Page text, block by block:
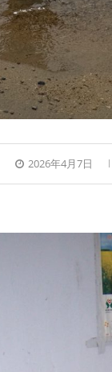
2026年4月7日